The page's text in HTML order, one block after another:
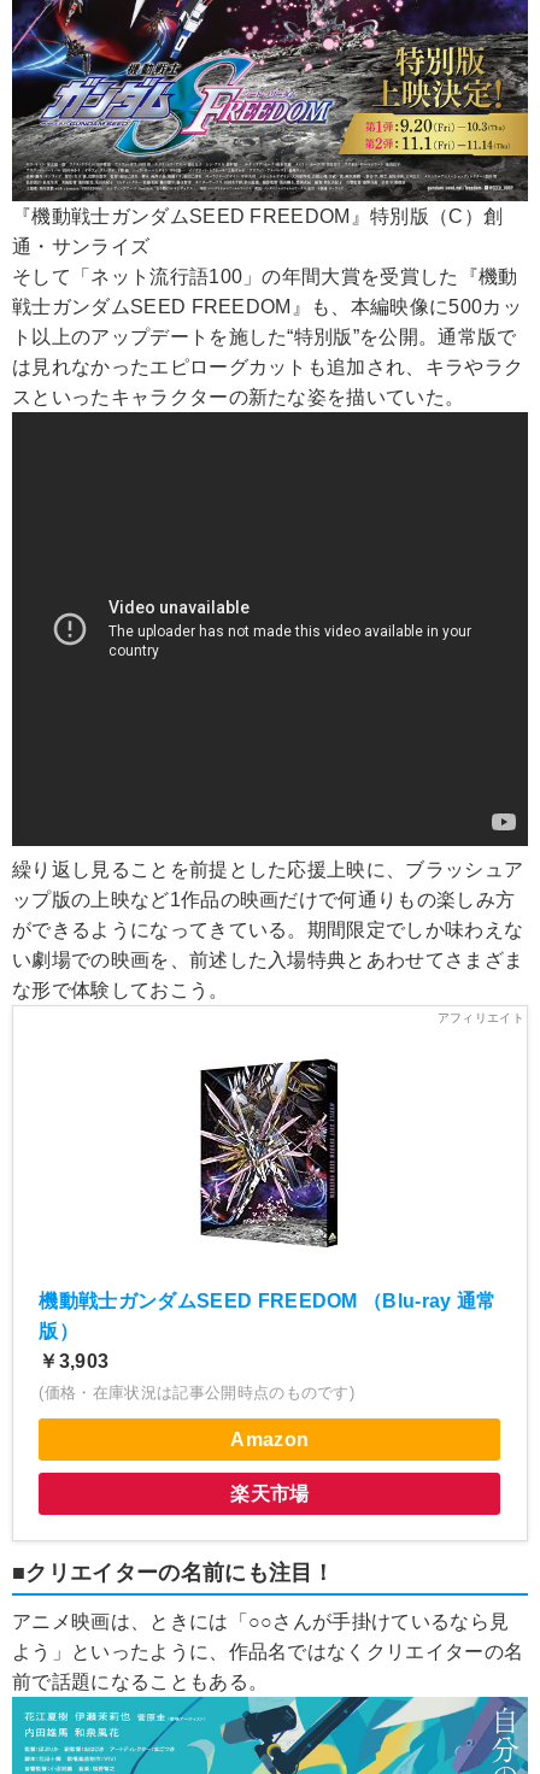
『機動戦士ガンダムSEED FREEDOM』特別版（C）創
通・サンライズ
そして「ネット流行語100」の年間大賞を受賞した『機動
戦士ガンダムSEED FREEDOM』も、本編映像に500カッ
ト以上のアップデートを施した“特別版”を公開。通常版で
は見れなかったエピローグカットも追加され、キラやラク
スといったキャラクターの新たな姿を描いていた。
繰り返し見ることを前提とした応援上映に、ブラッシュア
ップ版の上映など1作品の映画だけで何通りもの楽しみ方
ができるようになってきている。期間限定でしか味わえな
い劇場での映画を、前述した入場特典とあわせてさまざま
な形で体験しておこう。
機動戦士ガンダムSEED FREEDOM （Blu-ray 通常
版）
￥3,903
(価格・在庫状況は記事公開時点のものです)
Amazon
楽天市場
■クリエイターの名前にも注目！
アニメ映画は、ときには「○○さんが手掛けているなら見
よう」といったように、作品名ではなくクリエイターの名
前で話題になることもある。